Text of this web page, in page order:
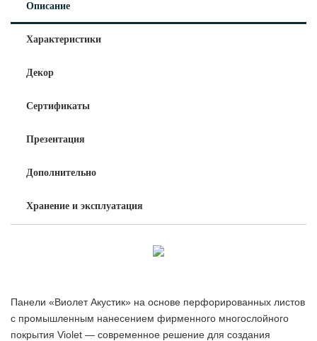
Описание
Характеристики
Декор
Сертификаты
Презентация
Дополнительно
Хранение и эксплуатация
Панели «Виолет Акустик» на основе перфорированных листов
с промышленным нанесением фирменного многослойного
покрытия Violet — современное решение для создания